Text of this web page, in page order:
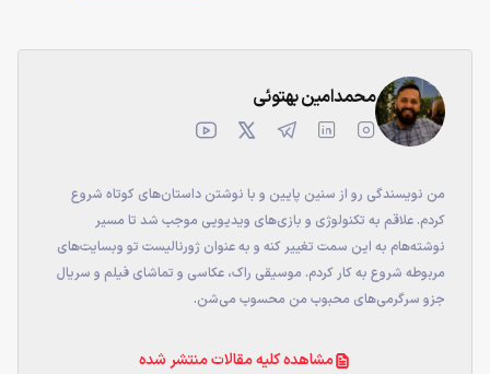
محمدامین بهتوئی
من نویسندگی رو از سنین پایین و با نوشتن داستان‌های کوتاه شروع
کردم. علاقم به تکنولوژی و بازی‌های ویدیویی موجب شد تا مسیر
نوشته‌هام به این سمت تغییر کنه و به عنوان ژورنالیست تو وبسایت‌های
مربوطه شروع به کار کردم. موسیقی راک، عکاسی و تماشای فیلم و سریال
جزو سرگرمی‌های محبوب من محسوب می‌شن.
مشاهده کلیه مقالات منتشر شده